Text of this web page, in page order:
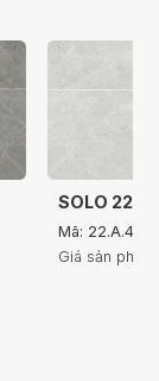
SOLO
Mã:
Giá sản